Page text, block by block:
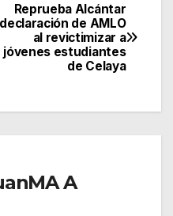
Reprueba Alcántar
declaración de AMLO
al revictimizar a
jóvenes estudiantes
de Celaya
A